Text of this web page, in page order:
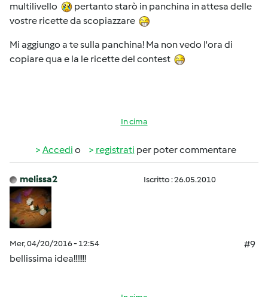
multilivello
pertanto starò in panchina in attesa delle
vostre ricette da scopiazzare
Mi aggiungo a te sulla panchina! Ma non vedo l'ora di
copiare qua e la le ricette del contest
In cima
Accedi o registrati per poter commentare
melissa2 Iscritto : 26.05.2010
Mer, 04/20/2016 - 12:54
#9
bellissima idea!!!!!!!